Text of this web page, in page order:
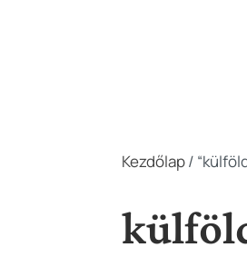
Kezdőlap/